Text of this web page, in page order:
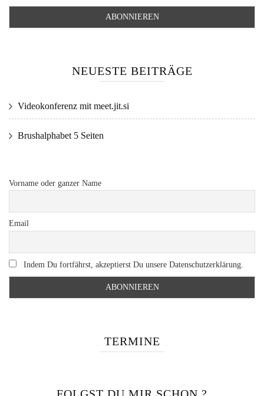
NEUESTE BEITRÄGE
Videokonferenz mit meet.jit.si
Brushalphabet 5 Seiten
Vorname oder ganzer Name
Email
Indem Du fortfährst, akzeptierst Du unsere Datenschutzerklärung.
TERMINE